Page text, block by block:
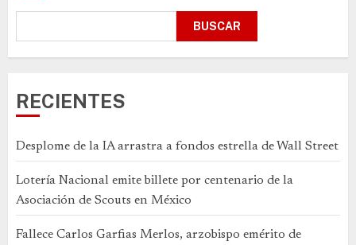
BUSCAR
RECIENTES
Desplome de la IA arrastra a fondos estrella de Wall Street
Lotería Nacional emite billete por centenario de la
Asociación de Scouts en México
Fallece Carlos Garfias Merlos, arzobispo emérito de